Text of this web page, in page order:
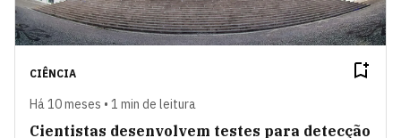
CIÊNCIA
Há 10 meses • 1 min de leitura
Cientistas desenvolvem testes para detecção